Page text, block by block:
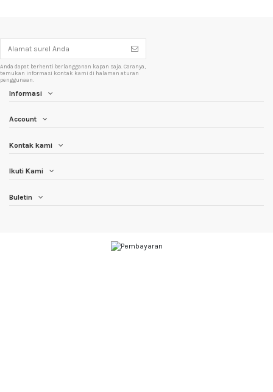
Anda dapat berhenti berlangganan kapan saja. Caranya,
temukan informasi kontak kami di halaman aturan
penggunaan.
Informasi
Account
Kontak kami
Ikuti Kami
Buletin